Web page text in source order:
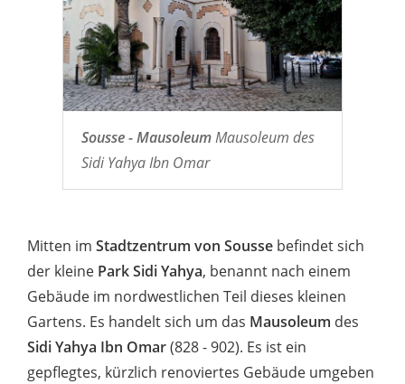
Sousse - MausoleumMausoleum des
Sidi Yahya Ibn Omar
Mitten im Stadtzentrum von Sousse befindet sich
der kleine Park Sidi Yahya, benannt nach einem
Gebäude im nordwestlichen Teil dieses kleinen
Gartens. Es handelt sich um das Mausoleum des
Sidi Yahya Ibn Omar(828 - 902). Es ist ein
gepflegtes, kürzlich renoviertes Gebäude umgeben